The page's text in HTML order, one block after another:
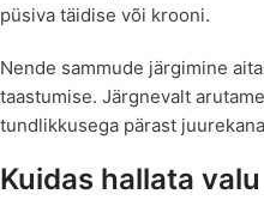
püsiva täidise või krooni.
Nende sammude järgimine
taastumise. Järgnevalt
tundlikkusega pärast
Kuidas hallata